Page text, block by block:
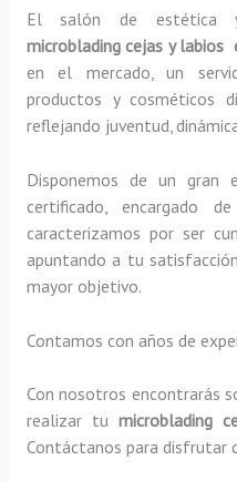
El salón de estética
microblading cejas y labios
en el mercado, un
productos y cosméticos
reflejando juventud,
Disponemos de un gran
certificado, encargado
caracterizamos por ser
apuntando a tu
mayor objetivo.
Contamos con años de
Con nosotros encontrarás
realizar tu microblading
Contáctanos para disfrutar